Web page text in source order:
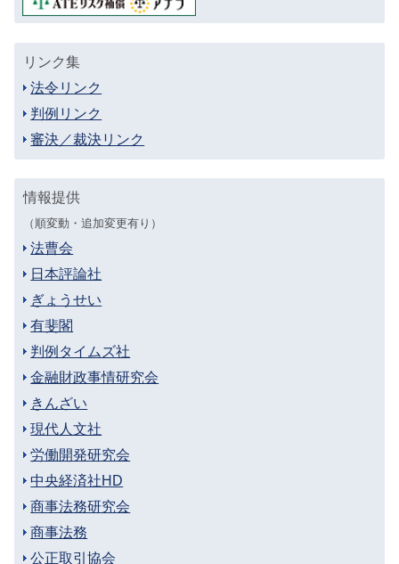
リンク集
法令リンク
判例リンク
審決／裁決リンク
情報提供
（順変動・追加変更有り）
法曹会
日本評論社
ぎょうせい
有斐閣
判例タイムズ社
金融財政事情研究会
きんざい
現代人文社
労働開発研究会
中央経済社HD
商事法務研究会
商事法務
公正取引協会